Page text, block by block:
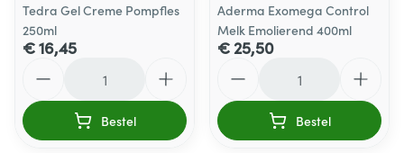
Tedra Gel Creme Pompfles
250ml
€ 16,45
Bestel
Aderma Exomega Control
Melk Emolierend 400ml
€ 25,50
Bestel